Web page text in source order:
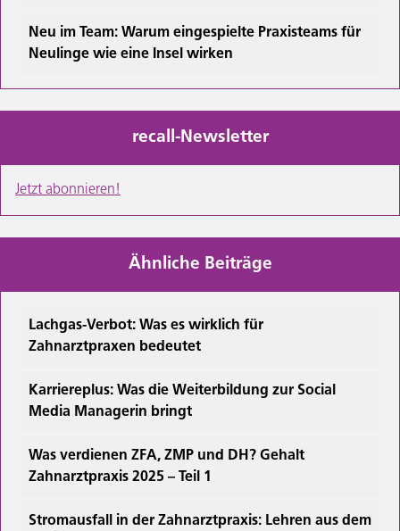
Neu im Team: Warum eingespielte Praxisteams für
Neulinge wie eine Insel wirken
recall-Newsletter
Jetzt abonnieren!
Ähnliche Beiträge
Lachgas-Verbot: Was es wirklich für
Zahnarztpraxen bedeutet
Karriereplus: Was die Weiterbildung zur Social
Media Managerin bringt
Was verdienen ZFA, ZMP und DH? Gehalt
Zahnarztpraxis 2025 – Teil 1
Stromausfall in der Zahnarztpraxis: Lehren aus dem